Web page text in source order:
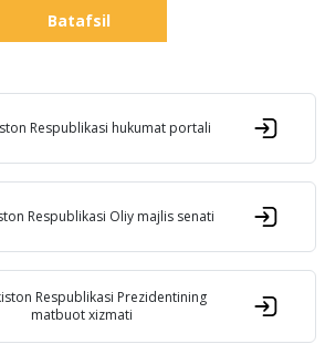
Batafsil
Respublikasi hukumat portali
Respublikasi Oliy majlis senati
Respublikasi Prezidentining
matbuot xizmati